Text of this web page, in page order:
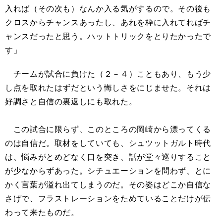
入れば（その次も）なんか入る気がするので。その後も
クロスからチャンスあったし、あれを枠に入れてればチ
ャンスだったと思う。ハットトリックをとりたかったで
す」
チームが試合に負けた（２－４）こともあり、もう少
し点を取れたはずだという悔しさをにじませた。それは
好調さと自信の裏返しにも取れた。
この試合に限らず、このところの岡崎から漂ってくる
のは自信だ。取材をしていても、シュツットガルト時代
は、悩みがとめどなく口を突き、話が堂々巡りすること
が少なからずあった。シチュエーションを問わず、とに
かく言葉が溢れ出てしまうのだ。その姿はどこか自信な
さげで、フラストレーションをためていることだけが伝
わって来たものだ。